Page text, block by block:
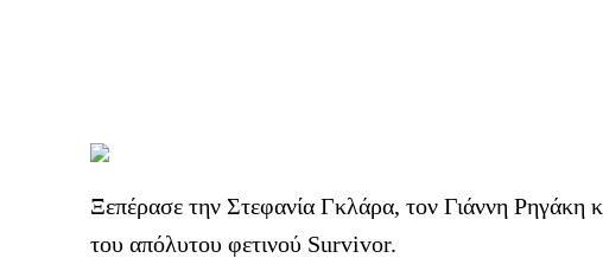
Ξεπέρασε την Στεφανία Γκλάρα, τον Γιάννη Ρηγάκη
του απόλυτου φετινού Survivor.